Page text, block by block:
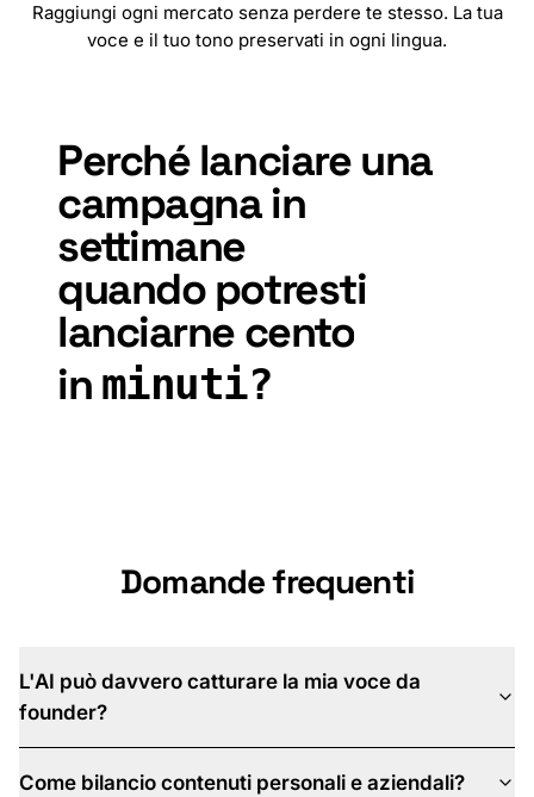
Raggiungi ogni mercato senza perdere te stesso. La tua
voce e il tuo tono preservati in ogni lingua.
Perchélanciareuna
campagnain
settimane
quandopotresti
lanciarnecento
in minuti?
Domande frequenti
L'AI può davvero catturare la mia voce da
founder?
Come bilancio contenuti personali e aziendali?